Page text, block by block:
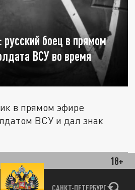
18+
САНКТ-ПЕТЕРБУРГ
боец в прямом
ВСУ во время
в прямом эфире
ВСУ и дал знак